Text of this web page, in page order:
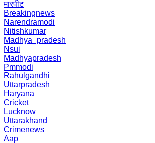
मारपीट
Breakingnews
Narendramodi
Nitishkumar
Madhya_pradesh
Nsui
Madhyapradesh
Pmmodi
Rahulgandhi
Uttarpradesh
Haryana
Cricket
Lucknow
Uttarakhand
Crimenews
Aap